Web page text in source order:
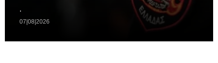
.
07|08|2026